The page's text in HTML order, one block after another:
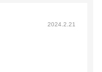
ったです）
2024.2.21